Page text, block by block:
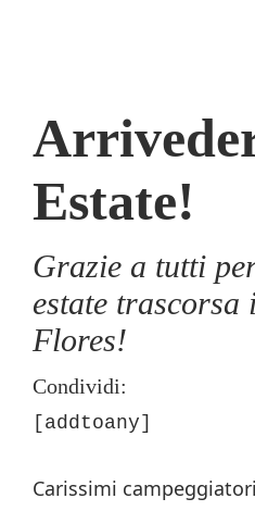
Estate!
Grazie a tutti
estate trascorsa
Flores!
Condividi:
[addtoany]
Carissimi